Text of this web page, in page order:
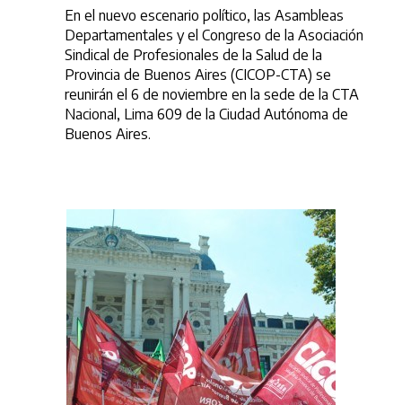
En el nuevo escenario político, las Asambleas
Departamentales y el Congreso de la Asociación
Sindical de Profesionales de la Salud de la
Provincia de Buenos Aires (CICOP-CTA) se
reunirán el 6 de noviembre en la sede de la CTA
Nacional, Lima 609 de la Ciudad Autónoma de
Buenos Aires.